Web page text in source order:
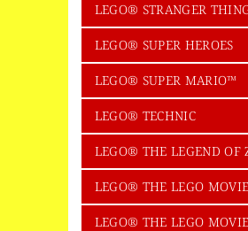
LEGO® STRANGER
LEGO® SUPER HEROES
LEGO® SUPER MARIO™
LEGO® TECHNIC
LEGO® THE LEGEND OF
LEGO® THE LEGO MOVIE
LEGO® THE LEGO